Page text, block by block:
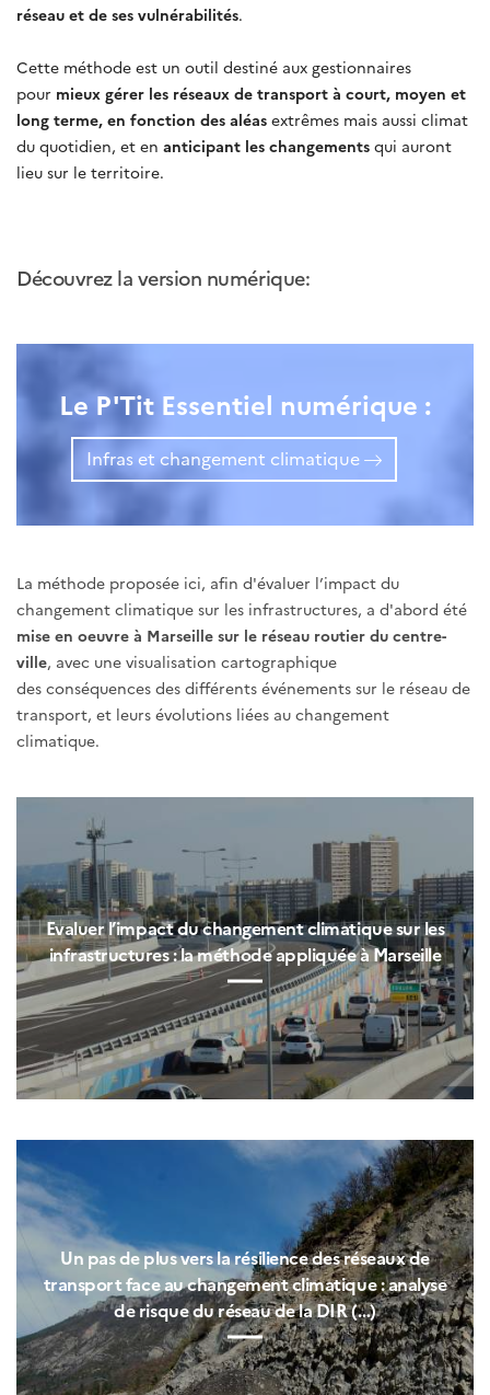
réseau et de ses vulnérabilités.
Cette méthode est un outil destiné aux gestionnaires
pour mieux gérer les réseaux de transport à court, moyen et
long terme, en fonction des aléas extrêmes mais aussi climat
du quotidien, et en anticipant les changements qui auront
lieu sur le territoire.
Découvrez la version numérique:
Le P'Tit Essentiel numérique :
Infras et changement climatique
La méthode proposée ici, afin d'évaluer l’impact du
changement climatique sur les infrastructures, a d'abord été
mise en oeuvre à Marseille sur le réseau routier du centre-
ville, avec une visualisation cartographique
des conséquences des différents événements sur le réseau de
transport, et leurs évolutions liées au changement
climatique.
Evaluer l’impact du changement climatique sur les
infrastructures : la méthode appliquée à Marseille
Un pas de plus vers la résilience des réseaux de
transport face au changement climatique : analyse
de risque du réseau de la DIR (…)